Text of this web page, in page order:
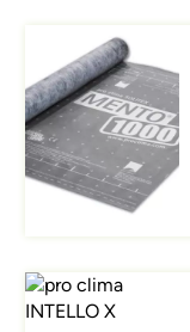
Afbeelding
Afbeelding